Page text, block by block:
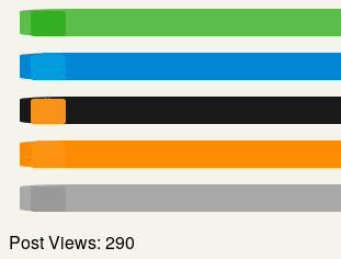
Post Views: 290